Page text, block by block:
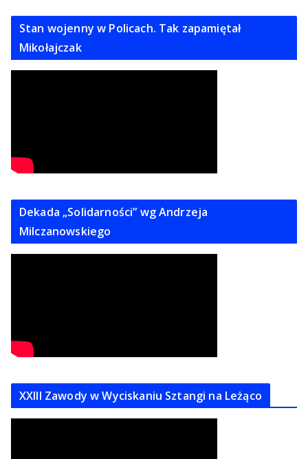
Stan wojenny w Policach. Tak zapamiętał
Mikołajczak
Dekada „Solidarności” wg Andrzeja
Milczanowskiego
XXIII Zawody w Wyciskaniu Sztangi na Leżąco